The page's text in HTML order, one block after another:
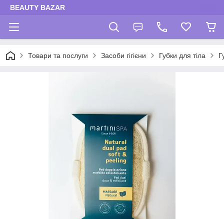
BEAUTY BAZAR
Товари та послуги Засоби гігієни Губки для тіла